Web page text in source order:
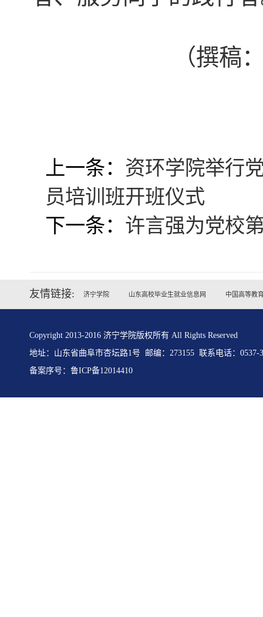
（撰稿
上一条： 资环学院举行
员培训班开班仪式
下一条： 许言强为党校
友情链接: 济宁学院 山东高校毕业生就业信息网 中国高等教
Copyright 2013-2016 济宁学院版权所有 All Rights Reserved
地址：山东省曲阜市杏坛路1号 邮编：273155 联系电话：0537-
备案序号： 鲁ICP备12014410